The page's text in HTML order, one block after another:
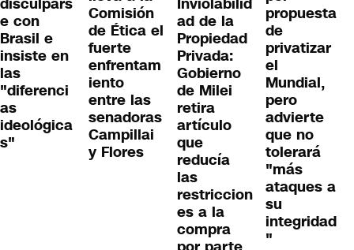
disculpars
e con
Brasil e
insiste en
las
"diferenci
as
ideológica
s"
Comisión
de Ética el
fuerte
enfrentam
iento
entre las
senadoras
Campillai
y Flores
ad de la
Propiedad
Privada:
Gobierno
de Milei
retira
artículo
que
reducía
las
restriccion
es a la
compra
propuesta
de
privatizar
el
Mundial,
pero
advierte
que no
tolerará
"más
ataques a
su
integridad
"